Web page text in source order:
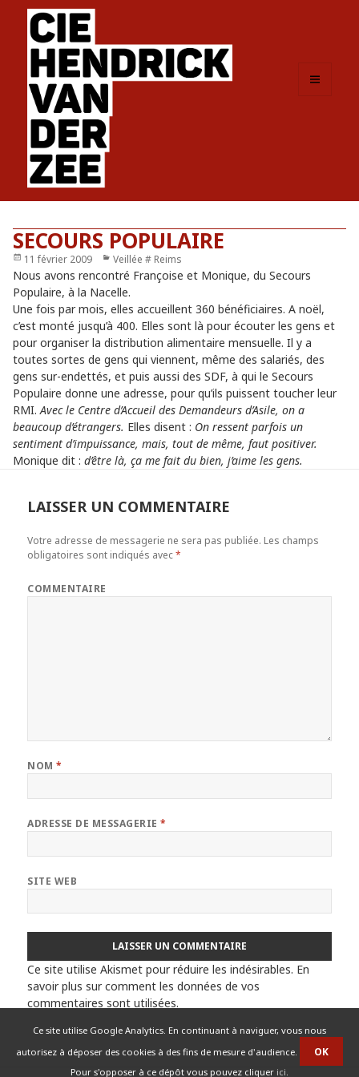
Ce site utilise Google Analytics. En continuant à naviguer, vous nous
autorisez à déposer des cookies à des fins de mesure d'audience.
Pour s'opposer à ce dépôt vous pouvez cliquer ici.
SECOURS POPULAIRE
Publié
le
11 février 2009 Catégories
Veillée # Reims
Nous avons rencontré Françoise et Monique, du Secours
Populaire, à la Nacelle.
Une fois par mois, elles accueillent 360 bénéficiaires. A noël,
c’est monté jusqu’à 400. Elles sont là pour écouter les gens et
pour organiser la distribution alimentaire mensuelle. Il y a
toutes sortes de gens qui viennent, même des salariés, des
gens sur-endettés, et puis aussi des SDF, à qui le Secours
Populaire donne une adresse, pour qu’ils puissent toucher leur
RMI.Avec le Centre d’Accueil des Demandeurs d’Asile, on a
beaucoup d’étrangers. Elles disent : On ressent parfois un
sentiment d’impuissance, mais, tout de même, faut positiver.
Monique dit : d’être là, ça me fait du bien, j’aime les gens.
LAISSER UN COMMENTAIRE
Votre adresse de messagerie ne sera pas publiée. Les champs
obligatoires sont indiqués avec*
COMMENTAIRE
NOM*
ADRESSE DE MESSAGERIE*
SITE WEB
Ce site utilise Akismet pour réduire les indésirables. En
savoir plus sur comment les données de vos
commentaires sont utilisées.